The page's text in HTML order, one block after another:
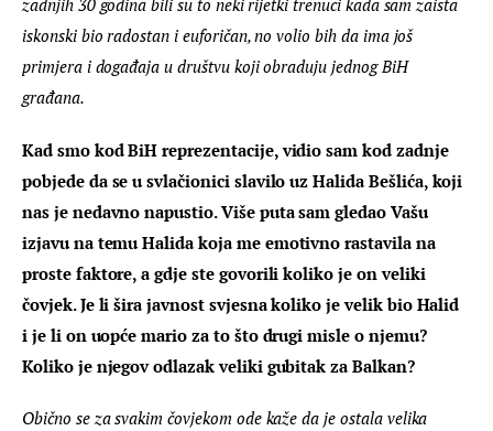
zadnjih 30 godina bili su to neki rijetki trenuci kada sam zaista
iskonski bio radostan i euforičan, no volio bih da ima još
primjera i događaja u društvu koji obraduju jednog BiH
građana.
Kad smo kod BiH reprezentacije, vidio sam kod zadnje
pobjede da se u svlačionici slavilo uz Halida Bešlića, koji
nas je nedavno napustio. Više puta sam gledao Vašu
izjavu na temu Halida koja me emotivno rastavila na
proste faktore, a gdje ste govorili koliko je on veliki
čovjek. Je li šira javnost svjesna koliko je velik bio Halid
i je li on uopće mario za to što drugi misle o njemu?
Koliko je njegov odlazak veliki gubitak za Balkan?
Obično se za svakim čovjekom ode kaže da je ostala velika